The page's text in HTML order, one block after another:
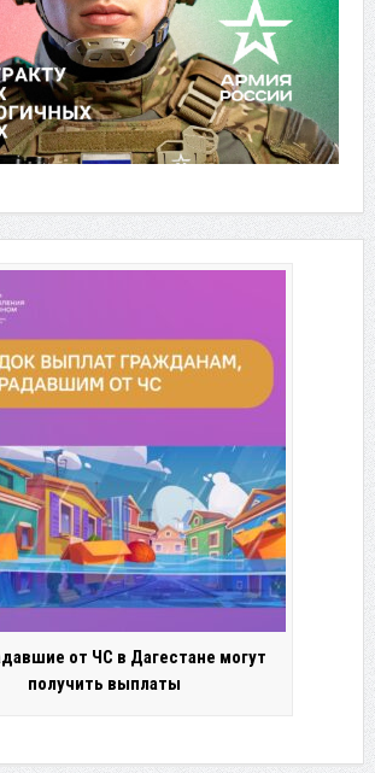
от ЧС в Дагестане могут
получить выплаты